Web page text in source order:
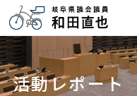
活動レポート